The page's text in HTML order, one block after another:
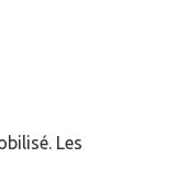
Les